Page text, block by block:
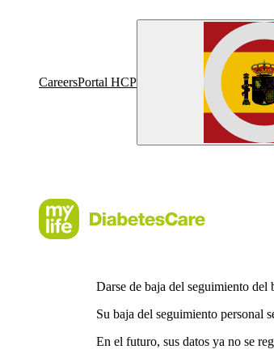
CareersPortal HCP
Darse de baja del seguimiento del
Su baja del seguimiento personal
En el futuro, sus datos ya no se